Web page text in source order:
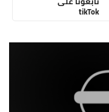
tikTok